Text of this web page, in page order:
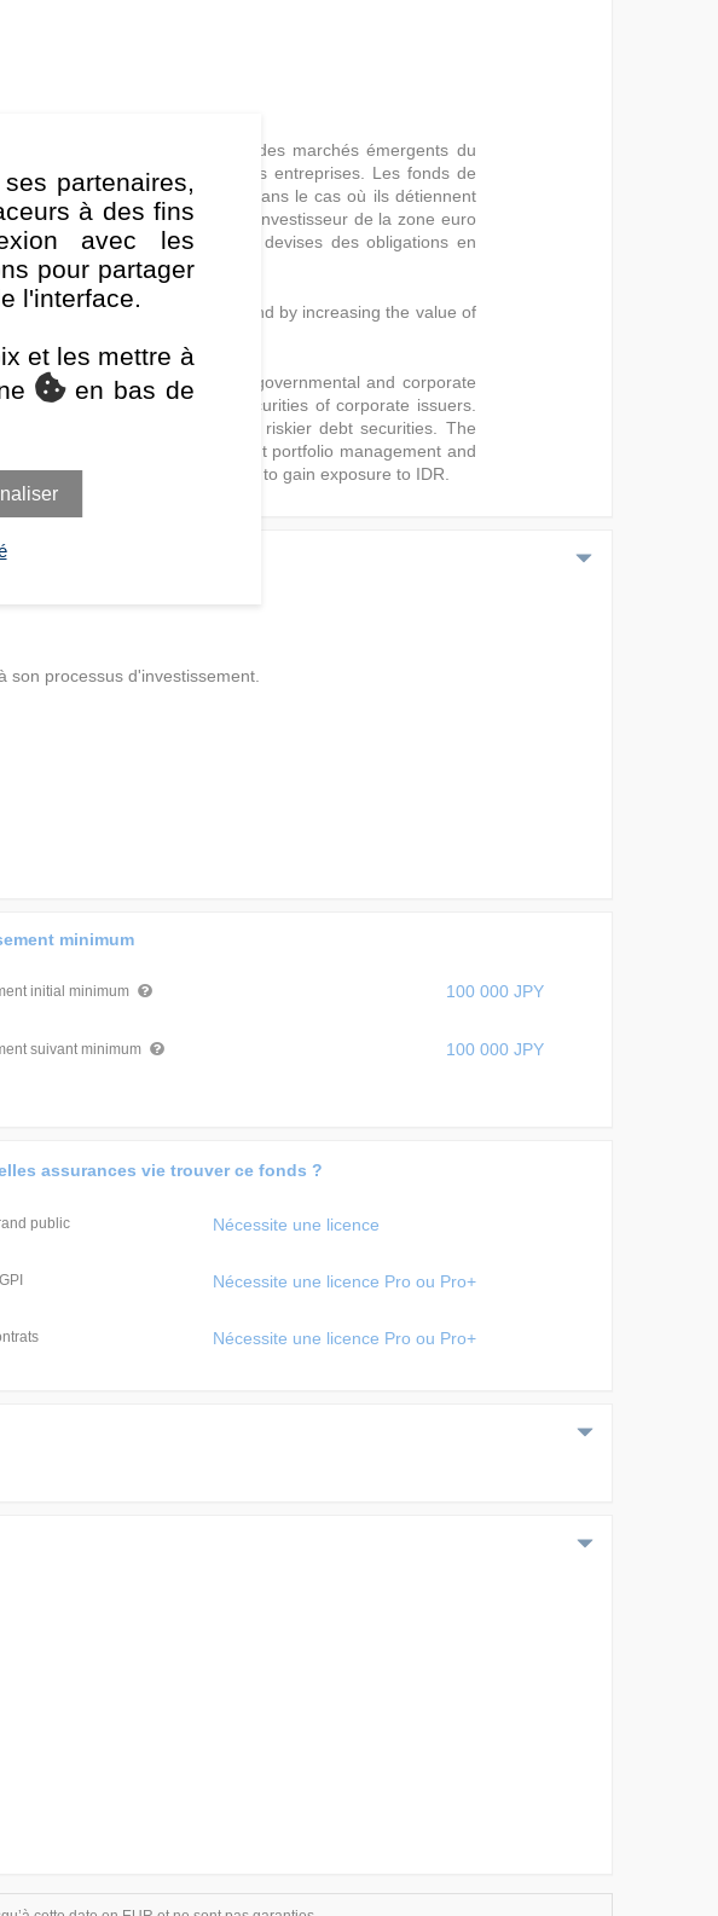
d’émetteurs situés dans des marchés émergents du
peuvent être des Etats ou des entreprises. Les fonds de
d'intérêt, à un risque de crédit dans le cas où ils détiennent
Ils exposent également l'investisseur de la zone euro
entre l'euro et les différentes devises des obligations en
both by earning high income and by increasing the value of
its assets in debt securities of governmental and corporate
more than 35% in debt securities of corporate issuers.
Grade) and therefore riskier debt securities. The
exposure, (ii) for efficient portfolio management and
through the use of derivatives to gain exposure to IDR.
son processus d'investissement.
minimum
initial minimum 100 000 JPY
suivant minimum 100 000 JPY
assurances vie trouver ce fonds ?
public Nécessite une licence
Nécessite une licence Pro ou Pro+
Nécessite une licence Pro ou Pro+
partenaires,
à des fins
avec les
pour partager
l'interface.
et les mettre à
en bas de